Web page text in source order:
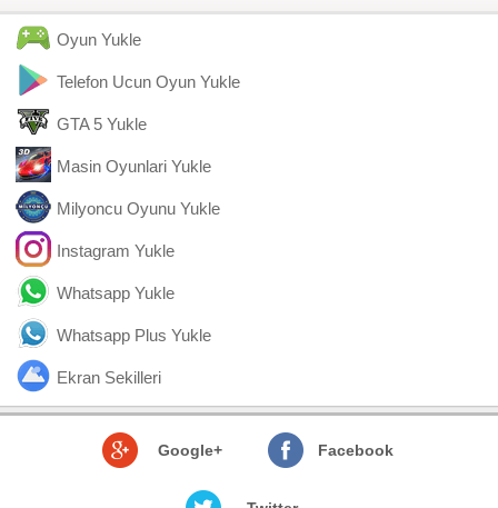
Oyun Yukle
Telefon Ucun Oyun Yukle
GTA 5 Yukle
Masin Oyunlari Yukle
Milyoncu Oyunu Yukle
Instagram Yukle
Whatsapp Yukle
Whatsapp Plus Yukle
Ekran Sekilleri
Google+ Facebook